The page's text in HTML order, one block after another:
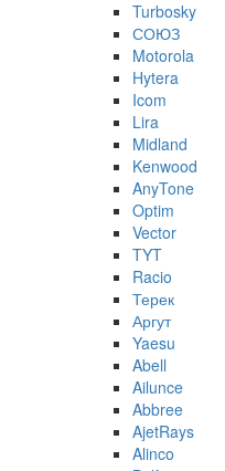
Turbosky
СОЮЗ
Motorola
Hytera
Icom
Lira
Midland
Kenwood
AnyTone
Optim
Vector
TYT
Racio
Терек
Аргут
Yaesu
Abell
Ailunce
Abbree
AjetRays
Alinco